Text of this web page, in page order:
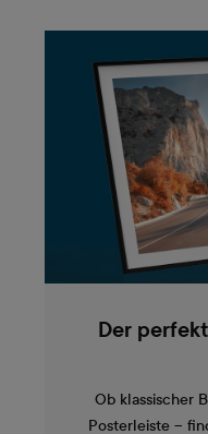
Der
Ob klassischer
Posterleiste –